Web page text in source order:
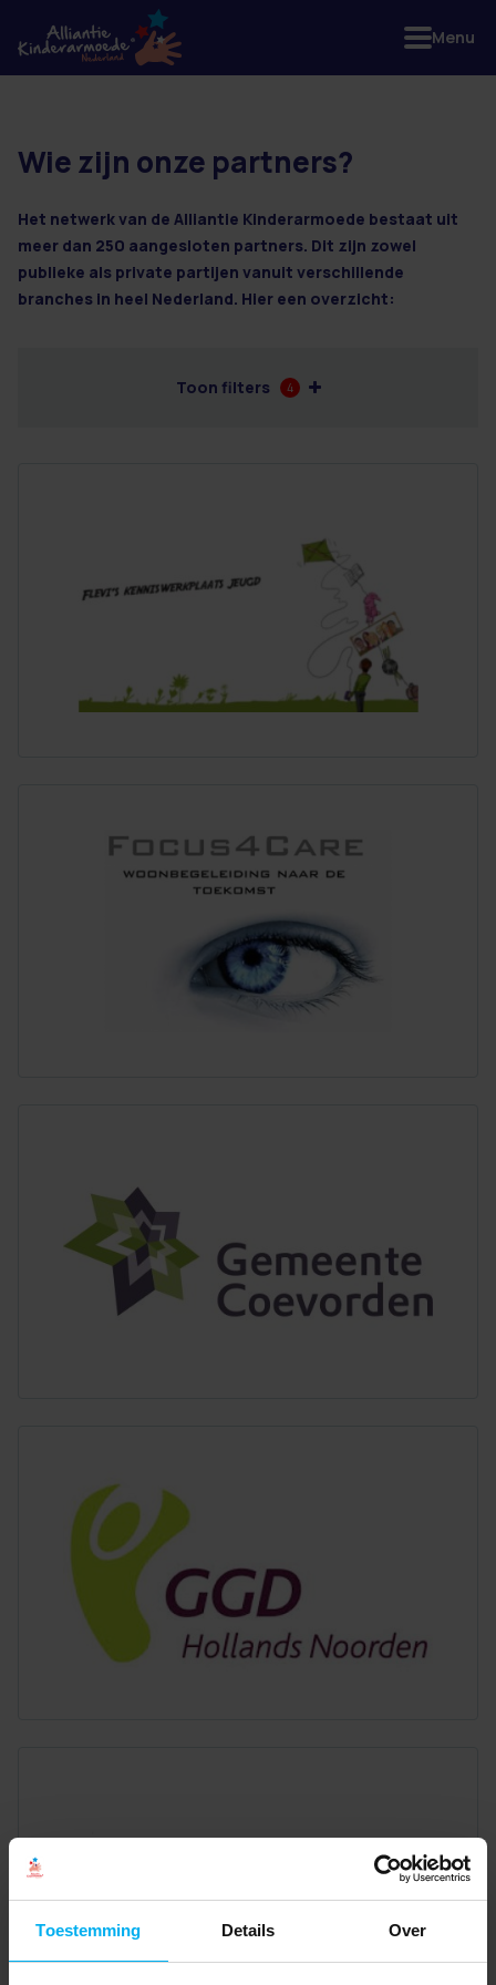
Toestemming Details Over
10 resultaten
Wie zijn onze partners?
Het netwerk van de Alliantie Kinderarmoede bestaat uit
meer dan 250 aangesloten partners. Dit zijn zowel
publieke als private partijen vanuit verschillende
branches in heel Nederland. Hier een overzicht:
Toon filters 4
Menu